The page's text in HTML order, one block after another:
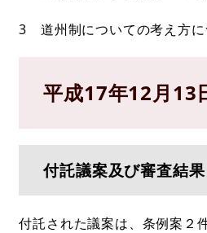
3 道州制についての考え方に
平成17年12月
付託議案及び審査結果
付託された議案は、条例案２